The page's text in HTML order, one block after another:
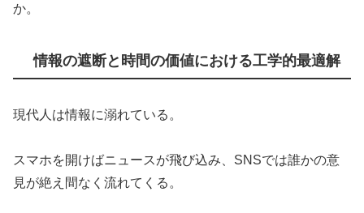
か。
情報の遮断と時間の価値における工学的最適解
現代人は情報に溺れている。
スマホを開けばニュースが飛び込み、SNSでは誰かの意
見が絶え間なく流れてくる。